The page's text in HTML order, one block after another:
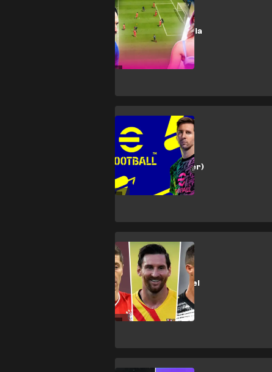
¡Llega la final de la
eSerie A TIM
2022!
El PES (Pro
Evolution Soccer)
pasa a llamarse
eFootball
Liga de Campeones
FIFA 21 anuncia el
Equipo del Año
con un gran
ausente